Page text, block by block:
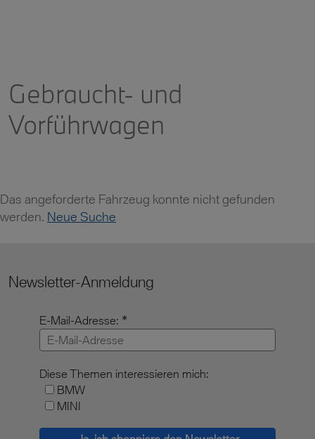
Gebraucht- und
Vorführwagen
Das angeforderte Fahrzeug konnte nicht gefunden
werden. Neue Suche
Newsletter-Anmeldung
E-Mail-Adresse:
Diese Themen interessieren mich:
BMW
MINI